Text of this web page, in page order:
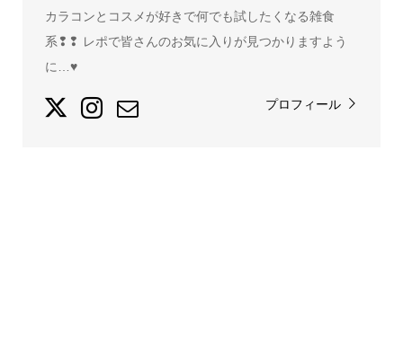
カラコンとコスメが好きで何でも試したくなる雑食
系❢❢ レポで皆さんのお気に入りが見つかりますよう
に…♥
プロフィール